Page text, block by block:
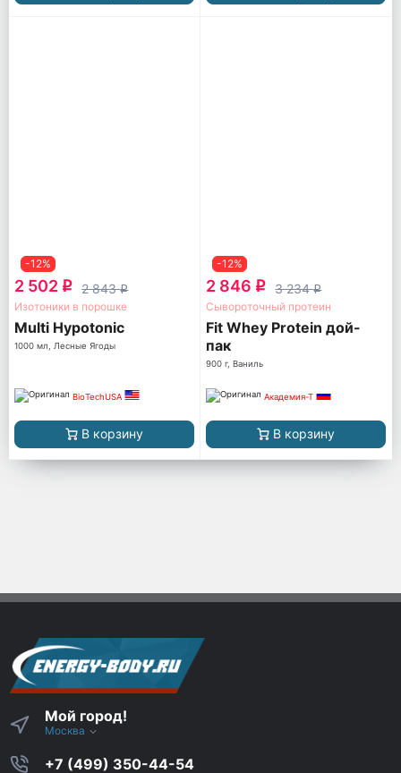
-12%
2 502 q 2 843q
Изотоники в порошке
Multi Hypotonic
1000 мл, Лесные Ягоды
BioTechUSA
В корзину
-12%
2 846 q 3 234q
Сывороточный протеин
Fit Whey Protein дой-
пак
900 г, Ваниль
Академия-Т
В корзину
Мой город!
Москва
+7 (499) 350-44-54